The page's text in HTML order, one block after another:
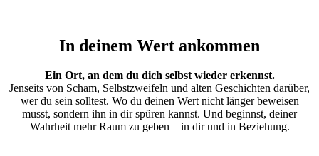
In deinem Wert ankommen
Ein Ort, an dem du dich selbst wieder erkennst.
Jenseits von Scham, Selbstzweifeln und alten Geschichten darüber,
wer du sein solltest. Wo du deinen Wert nicht länger beweisen
musst, sondern ihn in dir spüren kannst. Und beginnst, deiner
Wahrheit mehr Raum zu geben – in dir und in Beziehung.